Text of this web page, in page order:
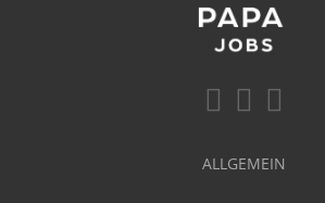
ALLGEMEIN